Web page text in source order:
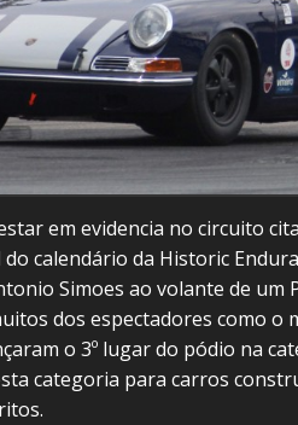
em evidencia no circuito
calendário da Historic
Simoes ao volante de um
dos espectadores como o
o 3º lugar do pódio na
categoria para carros